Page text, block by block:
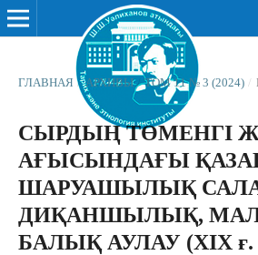
ГЛАВНАЯ / АРХИВЫ / ТОМ 11 № 3 (2024) /
СЫРДЫҢ ТӨМЕНГІ
АҒЫСЫНДАҒЫ
ШАРУАШЫЛЫҚ
ДИҚАНШЫЛЫҚ,
БАЛЫҚ АУЛАУ (ХIХ ғ.